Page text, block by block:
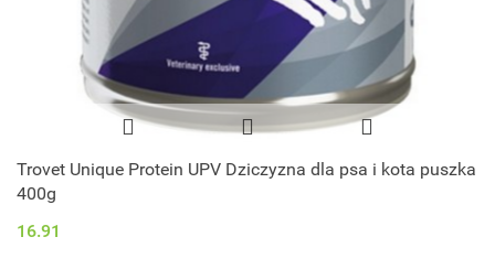
Trovet Unique Protein UPV Dziczyzna dla psa i kota puszka
400g
16.91